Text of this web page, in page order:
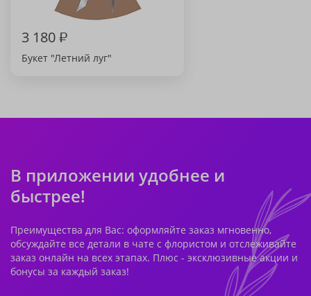
3 180₽
Букет "Летний луг"
В приложении удобнее и
быстрее!
Преимущества для Вас: оформляйте заказ мгновенно,
обсуждайте все детали в чате с флористом и отслеживайте
заказ онлайн на всех этапах. Плюс - эксклюзивные акции и
бонусы за каждый заказ!